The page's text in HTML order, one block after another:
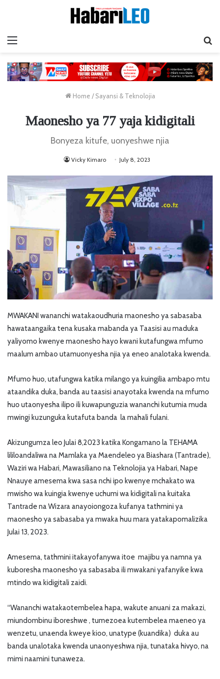
Home / Sayansi & Teknolojia
Maonesho ya 77 yaja kidigitali
Bonyeza kitufe, uonyeshwe njia
Vicky Kimaro July 8, 2023
MWAKANI wananchi watakaoudhuria maonesho ya sabasaba
hawataangaika tena kusaka mabanda ya Taasisi au maduka
yaliyomo kwenye maonesho hayo kwani kutafungwa mfumo
maalum ambao utamuonyesha njia ya eneo analotaka kwenda.
Mfumo huo, utafungwa katika milango ya kuingilia ambapo mtu
ataandika duka, banda au taasisi anayotaka kwenda na mfumo
huo utaonyesha ilipo ili kuwapunguzia wananchi kutumia muda
mwingi kuzunguka kutafuta banda la mahali fulani.
Akizungumza leo Julai 8,2023 katika Kongamano la TEHAMA
lililoandaliwa na Mamlaka ya Maendeleo ya Biashara (Tantrade),
Waziri wa Habari, Mawasiliano na Teknolojia ya Habari, Nape
Nnauye amesema kwa sasa nchi ipo kwenye mchakato wa
mwisho wa kuingia kwenye uchumi wa kidigitali na kuitaka
Tantrade na Wizara anayoiongoza kufanya tathmini ya
maonesho ya sabasaba ya mwaka huu mara yatakapomalizika
Julai 13, 2023.
Amesema, tathmini itakayofanywa itoe majibu ya namna ya
kuboresha maonesho ya sabasaba ili mwakani yafanyike kwa
mtindo wa kidigitali zaidi.
“Wananchi watakaotembelea hapa, wakute anuani za makazi,
miundombinu iboreshwe , tumezoea kutembelea maeneo ya
wenzetu, unaenda kweye kioo, unatype (kuandika) duka au
banda unalotaka kwenda unaonyeshwa njia, tunataka hivyo, na
mimi naamini tunaweza.